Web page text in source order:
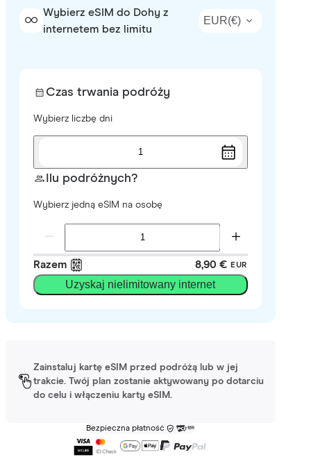
Wybierz eSIM do Dohy z
internetem bez limitu
EUR(€)
Czas trwania podróży
Wybierz liczbę dni
1
Ilu podróżnych?
Wybierz jedną eSIM na osobę
Razem 8,90 € EUR
Uzyskaj nielimitowany internet
Zainstaluj kartę eSIM przed podróżą lub w jej
trakcie. Twój plan zostanie aktywowany po dotarciu
do celu i włączeniu karty eSIM.
Bezpieczna płatność